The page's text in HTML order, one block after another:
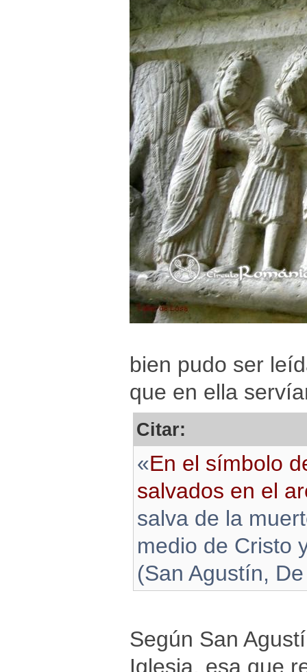
bien pudo ser
que en ella
Citar:
«En el símbolo
salvados en el
salva de la
medio de Cristo
(San Agustín,
Según San
Iglesia, esa que